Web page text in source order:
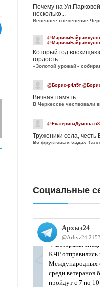
Почему на
несколько...
Весеннее озеленение
Который год
гордость....
«Золотой урожай»
@Борис-р4л5т
Вечная память
@ЕкатеринаДумова-
Труженики села,
Во фруктовых садах
Социальные